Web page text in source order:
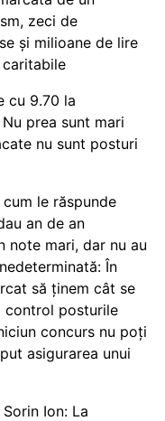
zeci de
și milioane de lire
cu 9.70 la
prea sunt mari
nu sunt posturi
le răspunde
an de an
note mari, dar nu au
În
să ținem cât se
control posturile
concurs nu poți
asigurarea unui
Ion: La